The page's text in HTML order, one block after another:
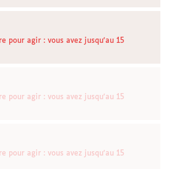
pour agir : vous avez jusqu'au 15
pour agir : vous avez jusqu'au 15
pour agir : vous avez jusqu'au 15